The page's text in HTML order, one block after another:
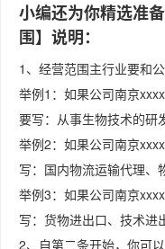
小编还为你精选准
围】说明：
1、经营范围主行业要和
举例1：如果公司南京
要写：从事生物技术的研
举例2：如果公司南京
写：国内物流运输代理、
举例3：如果公司南京
写：货物进出口、技术进
2、自第二条开始，你可